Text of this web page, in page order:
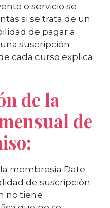
o servicio se
si se trata de un
de pagar a
suscripción
cada curso explica
de la
de
membresía Date
de suscripción
no tiene